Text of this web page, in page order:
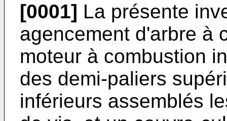
[0001] La présente
agencement d'arbre à
moteur à combustion
des demi-paliers
inférieurs assemblés